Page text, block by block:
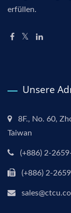
erfüllen.
Unsere
8F., No. 60,
Taiwan
(+886) 2-
(+886) 2-